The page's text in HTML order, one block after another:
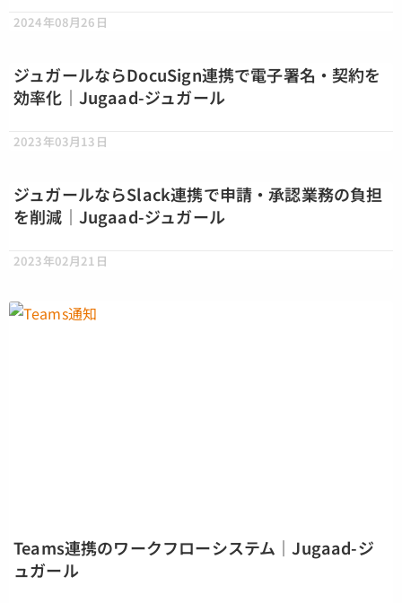
2024年08月26日
ジュガールならDocuSign連携で電子署名・契約を
効率化｜Jugaad-ジュガール
2023年03月13日
ジュガールならSlack連携で申請・承認業務の負担
を削減｜Jugaad-ジュガール
2023年02月21日
Teams連携のワークフローシステム｜Jugaad-ジ
ュガール